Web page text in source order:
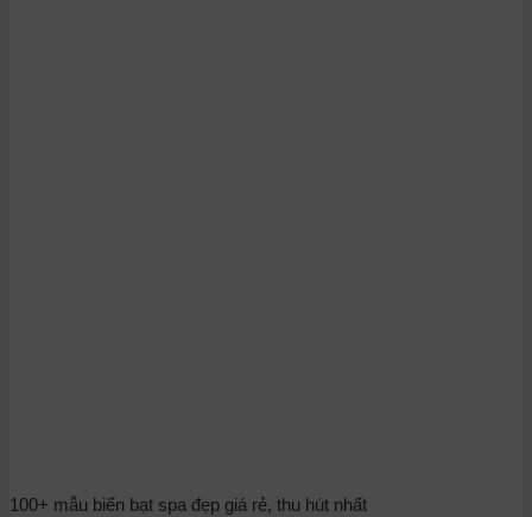
100+ mẫu biển bạt spa đẹp giá rẻ, thu hút nhất